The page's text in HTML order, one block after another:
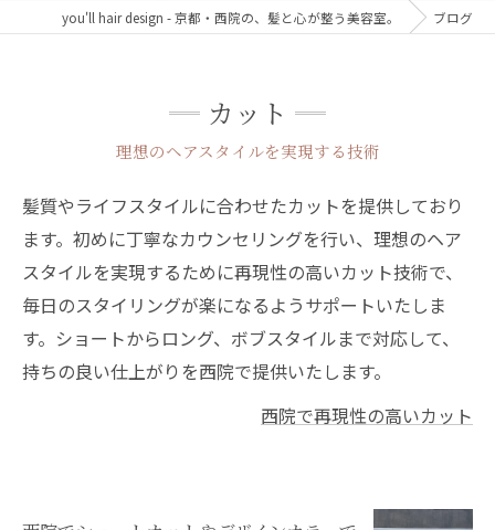
you'll hair design - 京都・西院の、髪と心が整う美容室。 ブログ
カット
理想のヘアスタイルを実現する技術
髪質やライフスタイルに合わせたカットを提供しており
ます。初めに丁寧なカウンセリングを行い、理想のヘア
スタイルを実現するために再現性の高いカット技術で、
毎日のスタイリングが楽になるようサポートいたしま
す。ショートからロング、ボブスタイルまで対応して、
持ちの良い仕上がりを西院で提供いたします。
西院で再現性の高いカット